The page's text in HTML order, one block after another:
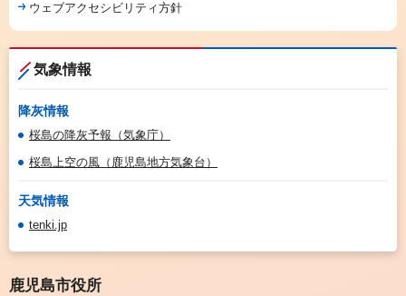
ウェブアクセシビリティ方針
気象情報
降灰情報
桜島の降灰予報（気象庁）
桜島上空の風（鹿児島地方気象台）
天気情報
tenki.jp
鹿児島市役所